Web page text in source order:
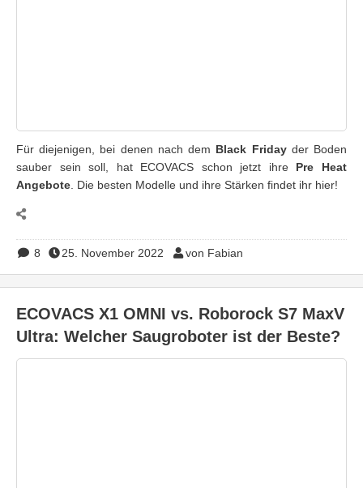
Für diejenigen, bei denen nach dem Black Fridayder Boden
sauber sein soll, hat ECOVACS schon jetzt ihre Pre Heat
Angebote . Die besten Modelle und ihre Stärken findet ihr hier!
8 25. November 2022 von Fabian
ECOVACS X1 OMNI vs. Roborock S7 MaxV
Ultra: Welcher Saugroboter ist der Beste?